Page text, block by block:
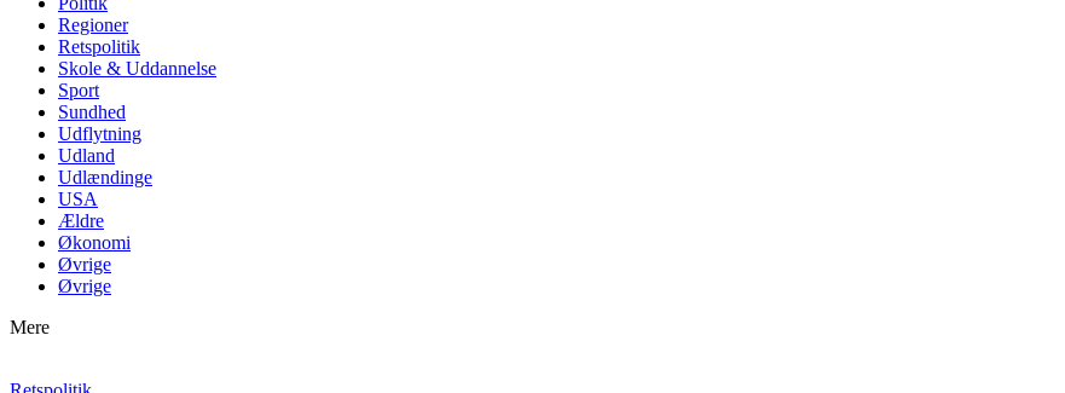
Regioner
Retspolitik
Skole & Uddannelse
Sport
Sundhed
Udflytning
Udland
Udlændinge
USA
Ældre
Økonomi
Øvrige
Øvrige
Mere